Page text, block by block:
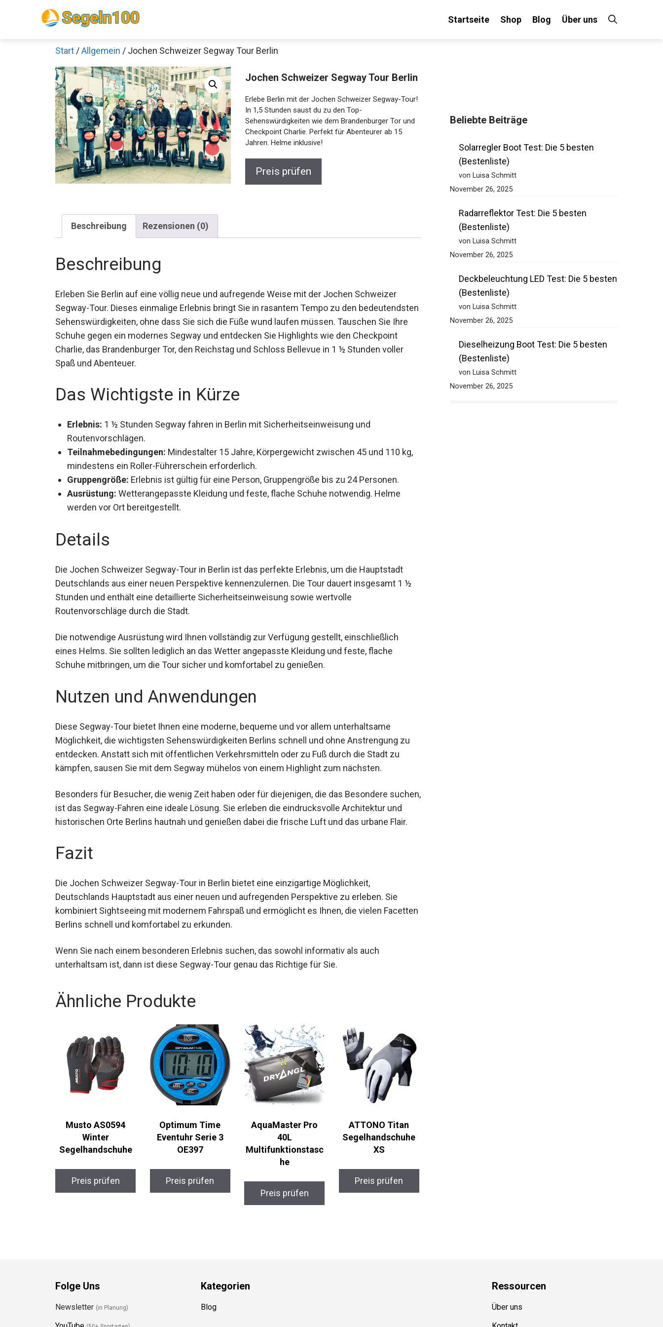
Startseite Shop Blog Über uns
Start /Allgemein / Jochen Schweizer Segway Tour Berlin
Jochen Schweizer Segway Tour Berlin
Erlebe Berlin mit der Jochen Schweizer Segway-Tour!
In 1,5 Stunden saust du zu den Top-
Sehenswürdigkeiten wie dem Brandenburger Tor und
Checkpoint Charlie. Perfekt für Abenteurer ab 15
Jahren. Helme inklusive!
Preis prüfen
Beschreibung Rezensionen (0)
Beschreibung
Erleben Sie Berlin auf eine völlig neue und aufregende Weise mit der Jochen Schweizer
Segway-Tour. Dieses einmalige Erlebnis bringt Sie in rasantem Tempo zu den
bedeutendsten Sehenswürdigkeiten, ohne dass Sie sich die Füße wund laufen müssen.
Tauschen Sie Ihre Schuhe gegen ein modernes Segway und entdecken Sie Highlights wie
den Checkpoint Charlie, das Brandenburger Tor, den Reichstag und Schloss Bellevue in 1 ½
Stunden voller Spaß und Abenteuer.
Das Wichtigste in Kürze
Erlebnis: 1 ½ Stunden Segway fahren in Berlin mit Sicherheitseinweisung und
Routenvorschlägen.
Teilnahmebedingungen: Mindestalter 15 Jahre, Körpergewicht zwischen 45 und 110 kg,
mindestens ein Roller-Führerschein erforderlich.
Gruppengröße: Erlebnis ist gültig für eine Person, Gruppengröße bis zu 24 Personen.
Ausrüstung: Wetterangepasste Kleidung und feste, flache Schuhe notwendig. Helme
werden vor Ort bereitgestellt.
Details
Die Jochen Schweizer Segway-Tour in Berlin ist das perfekte Erlebnis, um die Hauptstadt
Deutschlands aus einer neuen Perspektive kennenzulernen. Die Tour dauert insgesamt 1 ½
Stunden und enthält eine detaillierte Sicherheitseinweisung sowie wertvolle
Routenvorschläge durch die Stadt.
Die notwendige Ausrüstung wird Ihnen vollständig zur Verfügung gestellt, einschließlich
eines Helms. Sie sollten lediglich an das Wetter angepasste Kleidung und feste, flache
Schuhe mitbringen, um die Tour sicher und komfortabel zu genießen.
Nutzen und Anwendungen
Diese Segway-Tour bietet Ihnen eine moderne, bequeme und vor allem unterhaltsame
Möglichkeit, die wichtigsten Sehenswürdigkeiten Berlins schnell und ohne Anstrengung zu
entdecken. Anstatt sich mit öffentlichen Verkehrsmitteln oder zu Fuß durch die Stadt zu
kämpfen, sausen Sie mit dem Segway mühelos von einem Highlight zum nächsten.
Besonders für Besucher, die wenig Zeit haben oder für diejenigen, die das Besondere
suchen, ist das Segway-Fahren eine ideale Lösung. Sie erleben die eindrucksvolle
Architektur und historischen Orte Berlins hautnah und genießen dabei die frische Luft und
Die Jochen Schweizer Segway-Tour in Berlin bietet eine einzigartige Möglichkeit,
Deutschlands Hauptstadt aus einer neuen und aufregenden Perspektive zu erleben. Sie
kombiniert Sightseeing mit modernem Fahrspaß und ermöglicht es Ihnen, die vielen
Wenn Sie nach einem besonderen Erlebnis suchen, das sowohl informativ als auch
Musto AS0594
Winter
Preis prüfen
Optimum Time
Eventuhr Serie 3
Preis prüfen
AquaMaster Pro
40L
Multifunktionstasc
Preis prüfen
ATTONO Titan
Segelhandschuhe
Preis prüfen
Beliebte Beiträge
Solarregler Boot Test: Die 5 besten
(Bestenliste)
von Luisa Schmitt
November 26, 2025
Radarreflektor Test: Die 5 besten
(Bestenliste)
von Luisa Schmitt
November 26, 2025
Deckbeleuchtung LED Test: Die 5
besten (Bestenliste)
von Luisa Schmitt
November 26, 2025
Dieselheizung Boot Test: Die 5 besten
(Bestenliste)
von Luisa Schmitt
November 26, 2025
Decathlon Sale
Schaue dir jetzt die meistverkauften Produkte im Sale bei Decathlon an!
Jetzt anschauen